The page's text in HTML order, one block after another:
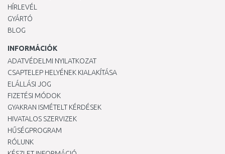
HÍRLEVÉL
GYÁRTÓ
BLOG
INFORMÁCIÓK
ADATVÉDELMI NYILATKOZAT
CSAPTELEP HELYÉNEK KIALAKÍTÁSA
ELÁLLÁSI JOG
FIZETÉSI MÓDOK
GYAKRAN ISMÉTELT KÉRDÉSEK
HIVATALOS SZERVIZEK
HŰSÉGPROGRAM
RÓLUNK